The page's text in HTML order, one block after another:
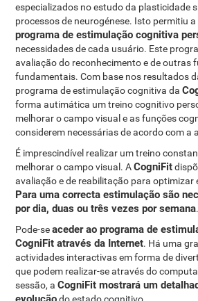
especializados no estudo da plasticidade
processos de neurogénese. Isto permitiu
programa de estimulação cognitiva
necessidades de cada usuário. Este
avaliação do reconhecimento e de outras
fundamentais. Com base nos resultados
programa de estimulação cognitiva da
forma autimática um treino cognitivo
melhorar o campo visual e as funções
considerem necessárias de acordo com a
É imprescindível realizar um treino
melhorar o campo visual. ACogniFit
avaliação e de reabilitação para
Para uma correcta estimulação são
por dia, duas ou três vezes por semana.
Pode-seaceder ao programa de
CogniFit através da Internet. Há uma
actividades interactivas em forma de
que podem realizar-se através do
sessão, aCogniFit mostrará um